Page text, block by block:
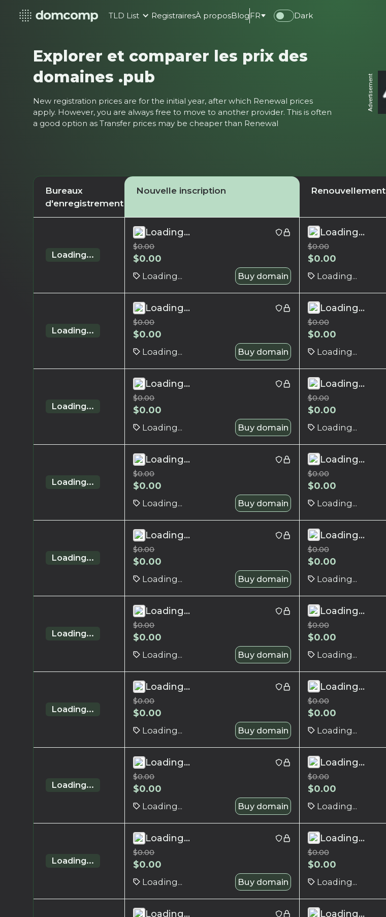
TLD List RegistrairesÀ proposBlog FR Dark
Explorer et comparer les prix des
domaines .pub
New registration prices are for the initial year, after which Renewal prices
apply. However, you are always free to move to another provider. This is often
a good option as Transfer prices may be cheaper than Renewal
Advertisement
Bureaux
d'enregistrement
Nouvelle inscription Renouvellement
Loading...
Loading...
$0.00
$0.00
Loading... Buy domain
Loading...
$0.00
$0.00
Loading...
Loading...
Loading...
$0.00
$0.00
Loading... Buy domain
Loading...
$0.00
$0.00
Loading...
Loading...
Loading...
$0.00
$0.00
Loading... Buy domain
Loading...
$0.00
$0.00
Loading...
Loading...
Loading...
$0.00
$0.00
Loading... Buy domain
Loading...
$0.00
$0.00
Loading...
Loading...
Loading...
$0.00
$0.00
Loading... Buy domain
Loading...
$0.00
$0.00
Loading...
Loading...
Loading...
$0.00
$0.00
Loading... Buy domain
Loading...
$0.00
$0.00
Loading...
Loading...
Loading...
$0.00
$0.00
Loading... Buy domain
Loading...
$0.00
$0.00
Loading...
Loading...
Loading...
$0.00
$0.00
Loading... Buy domain
Loading...
$0.00
$0.00
Loading...
Loading...
Loading...
$0.00
$0.00
Loading... Buy domain
Loading...
$0.00
$0.00
Loading...
Loading... Loading...